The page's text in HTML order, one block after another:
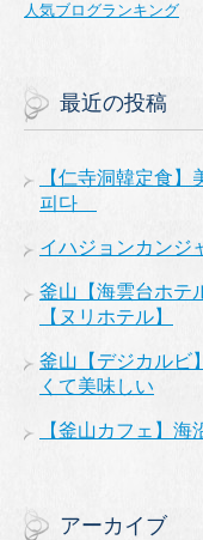
人気ブログランキング
最近の投稿
【仁寺洞韓定食
피다
イハジョンカンジ
釜山【海雲台ホテ
【ヌリホテル】
釜山【デジカルビ
くて美味しい
【釜山カフェ】
アーカイブ